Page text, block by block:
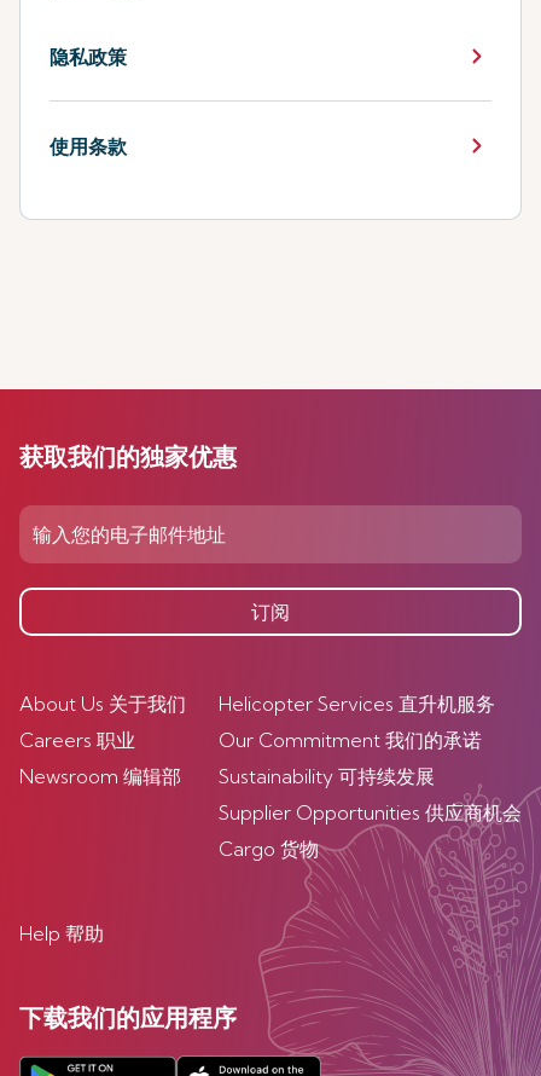
隐私政策
使用条款
获取我们的独家优惠
订阅
About Us 关于我们
Careers 职业
Newsroom 编辑部
Helicopter Services 直升机服务
Our Commitment 我们的承诺
Sustainability 可持续发展
Supplier Opportunities 供应商机会
Cargo 货物
Help 帮助
下载我们的应用程序